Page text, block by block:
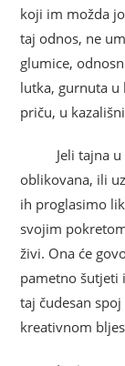
koji im možda
taj odnos, ne
glumice,
lutka, gurnuta u
priču, u
Jeli tajna u
oblikovana, ili
ih proglasimo
svojim
živi. Ona će
pametno šutjeti
taj čudesan
kreativnom